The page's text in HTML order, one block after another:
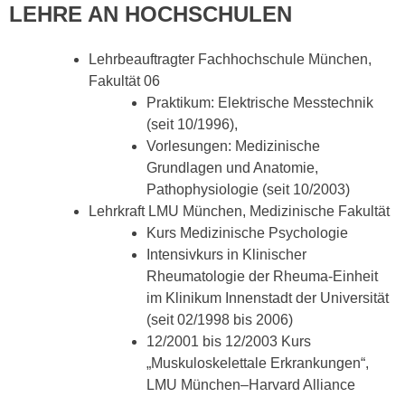
LEHRE AN HOCHSCHULEN
Lehrbeauftragter Fachhochschule München,
Fakultät 06
Praktikum: Elektrische Messtechnik
(seit 10/1996),
Vorlesungen: Medizinische
Grundlagen und Anatomie,
Pathophysiologie (seit 10/2003)
Lehrkraft LMU München, Medizinische Fakultät
Kurs Medizinische Psychologie
Intensivkurs in Klinischer
Rheumatologie der Rheuma-Einheit
im Klinikum Innenstadt der Universität
(seit 02/1998 bis 2006)
12/2001 bis 12/2003 Kurs
„Muskuloskelettale Erkrankungen“,
LMU München–Harvard Alliance